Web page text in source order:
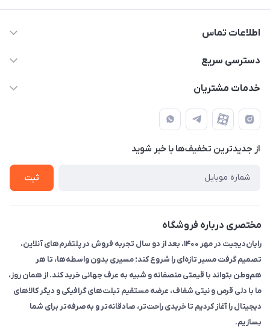
اطلاعات تماس
۰۲۱91095320 - 09120057355 - 09915561288
حضوری از قبل با پشتیبان های فروشگاه هماهنگ کنید)
دسترسی سریع
حساب کاربری
لیست محصولات
تماس با ما
خدمات مشتریان
قوانین و مقررات
حریم خصوصی
راهنما
از جدید‌ترین تخفیف‌ها با‌ خبر شوید
ثبت
مختصری درباره فروشگاه
رایان‌دیجیت در مهر ۱۴۰۰، بعد از دو سال تجربه فروش در پلتفرم‌های آنلاین،
تصمیم گرفت مسیر تازه‌ای را شروع کند؛ مسیری بدون واسطه‌ها، تا هر
هم‌وطن بتواند با قیمتی منصفانه و شبیه به عرف جهانی خرید کند. از همان روز،
ما با دلی قرص و نیتی شفاف، عرضه مستقیم تبلت‌های گرافیکی و دیگر کالاهای
دیجیتال را آغاز کردیم تا خریدی راحت‌تر، صادقانه‌تر و به‌صرفه‌تر برای شما
بسازیم.